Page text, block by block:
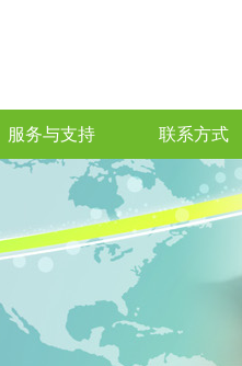
服务与支持 联系方式